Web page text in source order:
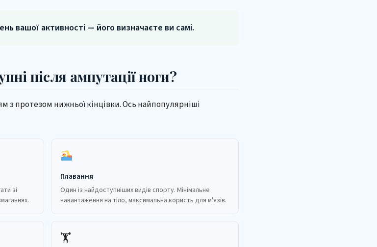
вашої активності — його визначаєте ви самі.
після ампутації ноги?
з протезом нижньої кінцівки. Ось найпопулярніші
зі
Плавання
Один із найдоступніших видів спорту. Мінімальне
навантаження на тіло, максимальна користь для м'язів.
🏋️